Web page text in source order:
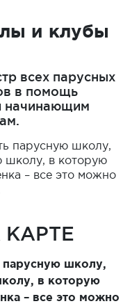
и клубы
всех парусных
в помощь
начинающим
парусную школу,
школу, в которую
– все это можно
парусную школу,
в которую
– все это можно